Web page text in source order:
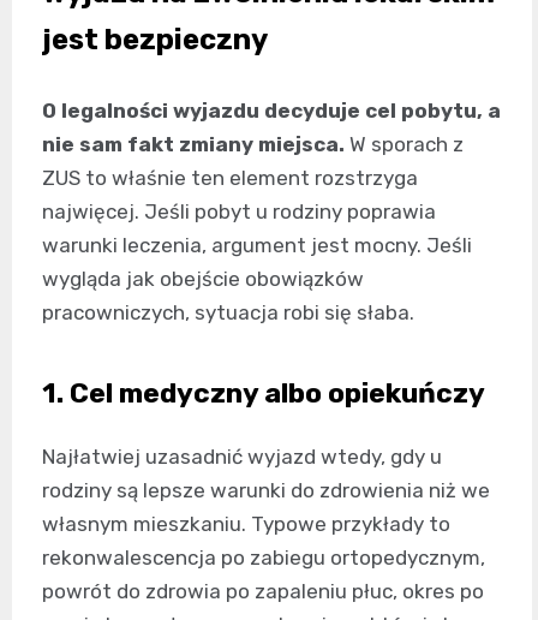
jest bezpieczny
O legalności wyjazdu decyduje cel pobytu, a
nie sam fakt zmiany miejsca. W sporach z
ZUS to właśnie ten element rozstrzyga
najwięcej. Jeśli pobyt u rodziny poprawia
warunki leczenia, argument jest mocny. Jeśli
wygląda jak obejście obowiązków
pracowniczych, sytuacja robi się słaba.
1. Cel medyczny albo opiekuńczy
Najłatwiej uzasadnić wyjazd wtedy, gdy u
rodziny są lepsze warunki do zdrowienia niż we
własnym mieszkaniu. Typowe przykłady to
rekonwalescencja po zabiegu ortopedycznym,
powrót do zdrowia po zapaleniu płuc, okres po